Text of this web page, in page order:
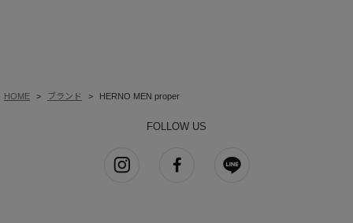
HOME ブランド HERNO MEN proper
FOLLOW US